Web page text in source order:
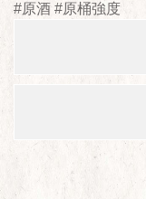
#原酒 #原桶強度